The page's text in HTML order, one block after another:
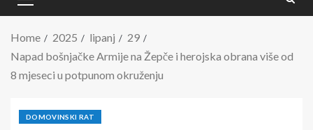
Home 2025 lipanj
29
Napad bošnjačke Armije na Žepče i herojska obrana više od
8 mjeseci u potpunom okruženju
DOMOVINSKI RAT